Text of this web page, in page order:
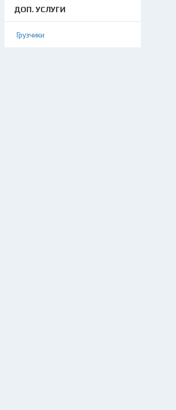
ДОП. УСЛУГИ
Грузчики